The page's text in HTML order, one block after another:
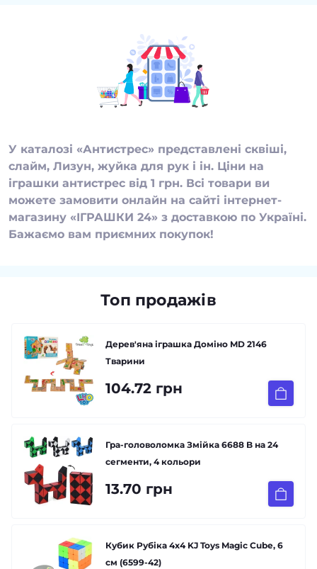
У каталозі «Антистрес» представлені сквіші,
слайм, Лизун, жуйка для рук і ін. Ціни на
іграшки антистрес від 1 грн. Всі товари ви
можете замовити онлайн на сайті інтернет-
магазину «ІГРАШКИ 24» з доставкою по Україні.
Бажаємо вам приємних покупок!
Топ продажів
Дерев'яна іграшка Доміно MD 2146
Тварини
104.72 грн
Гра-головоломка Змійка 6688 B на 24
сегменти, 4 кольори
13.70 грн
Кубик Рубіка 4х4 KJ Toys Magic Cube, 6
см (6599-42)